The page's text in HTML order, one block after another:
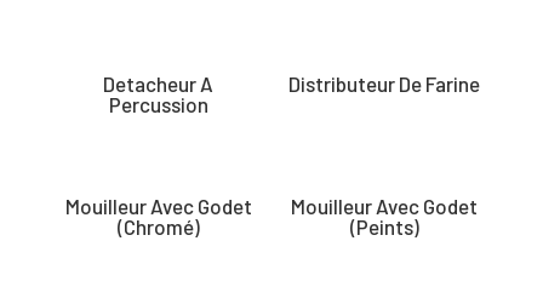
Detacheur A
Percussion
Distributeur De Farine
Mouilleur Avec Godet
(Chromé)
Mouilleur Avec Godet
(Peints)